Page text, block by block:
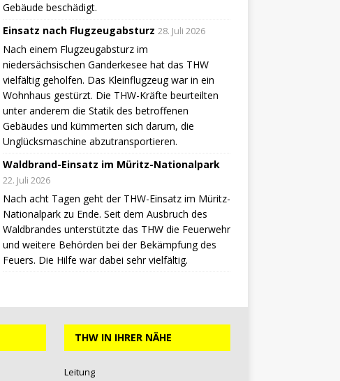
Gebäude beschädigt.
Einsatz nach Flugzeugabsturz 28. Juli 2026
Nach einem Flugzeugabsturz im
niedersächsischen Ganderkesee hat das THW
vielfältig geholfen. Das Kleinflugzeug war in ein
Wohnhaus gestürzt. Die THW-Kräfte beurteilten
unter anderem die Statik des betroffenen
Gebäudes und kümmerten sich darum, die
Unglücksmaschine abzutransportieren.
Waldbrand-Einsatz im Müritz-Nationalpark
22. Juli 2026
Nach acht Tagen geht der THW-Einsatz im Müritz-
Nationalpark zu Ende. Seit dem Ausbruch des
Waldbrandes unterstützte das THW die Feuerwehr
und weitere Behörden bei der Bekämpfung des
Feuers. Die Hilfe war dabei sehr vielfältig.
THW IN IHRER NÄHE
Leitung